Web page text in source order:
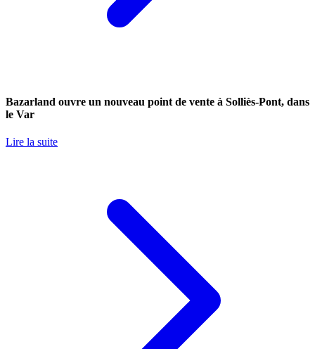
Bazarland ouvre un nouveau point de vente à Solliès-Pont, dans
le Var
Lire la suite